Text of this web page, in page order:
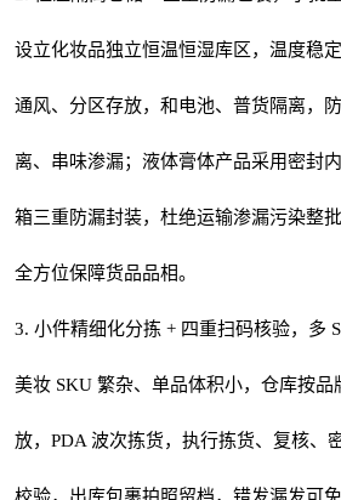
设立化妆品独立恒温恒湿库区，温度稳
通风、分区存放，和电池、普货隔离，
离、串味渗漏；液体膏体产品采用密封
箱三重防漏封装，杜绝运输渗漏污染整
全方位保障货品品相。
3. 小件精细化分拣 + 四重扫码核验，多
美妆 SKU 繁杂、单品体积小，仓库按
放，PDA 波次拣货，执行拣货、复核、